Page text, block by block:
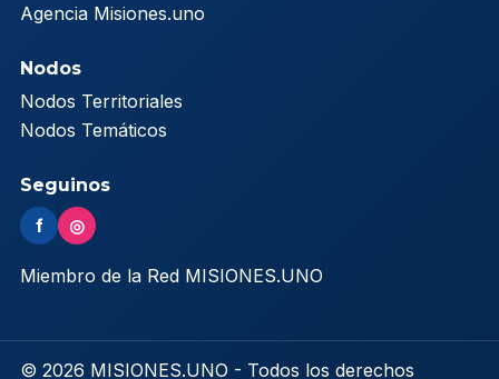
Agencia Misiones.uno
Nodos
Nodos Territoriales
Nodos Temáticos
Seguinos
f ◎
Miembro de la Red MISIONES.UNO
© 2026 MISIONES.UNO - Todos los derechos